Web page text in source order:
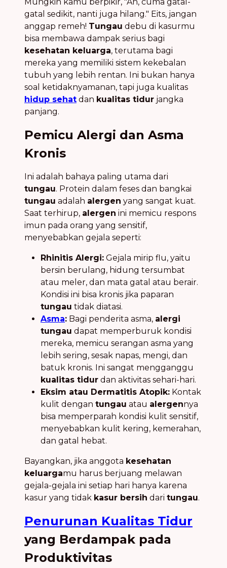
gatal sedikit, nanti juga hilang." Eits, jangan
anggap remeh! Tungau debu di kasurmu
bisa membawa dampak serius bagi
kesehatan keluarga, terutama bagi
mereka yang memiliki sistem kekebalan
tubuh yang lebih rentan. Ini bukan hanya
soal ketidaknyamanan, tapi juga kualitas
hidup sehat dan kualitas tidur jangka
panjang.
Pemicu Alergi dan Asma
Kronis
Ini adalah bahaya paling utama dari
tungau. Protein dalam feses dan bangkai
tungau adalah alergen yang sangat kuat.
Saat terhirup, alergen ini memicu respons
imun pada orang yang sensitif,
menyebabkan gejala seperti:
Rhinitis Alergi: Gejala mirip flu, yaitu
bersin berulang, hidung tersumbat
atau meler, dan mata gatal atau berair.
Kondisi ini bisa kronis jika paparan
tungau tidak diatasi.
Asma: Bagi penderita asma, alergi
tungau dapat memperburuk kondisi
mereka, memicu serangan asma yang
lebih sering, sesak napas, mengi, dan
batuk kronis. Ini sangat mengganggu
kualitas tidur dan aktivitas sehari-hari.
Eksim atau Dermatitis Atopik: Kontak
kulit dengan tungau atau alergennya
bisa memperparah kondisi kulit sensitif,
menyebabkan kulit kering, kemerahan,
dan gatal hebat.
Bayangkan, jika anggota kesehatan
keluargamu harus berjuang melawan
gejala-gejala ini setiap hari hanya karena
kasur yang tidak kasur bersih dari tungau.
Penurunan Kualitas Tidur
yang Berdampak pada
Produktivitas